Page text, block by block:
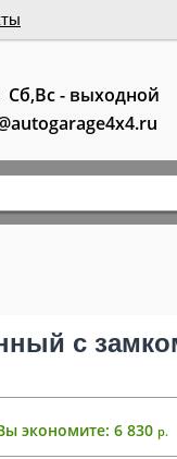
Сб,Вс - выходной
с
экономите: 6 830 р